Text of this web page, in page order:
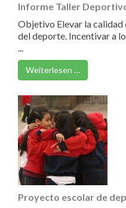
Informe Taller
Objetivo Elevar la calidad
del deporte. Incentivar a
...
Weiterlesen …
Proyecto escolar de